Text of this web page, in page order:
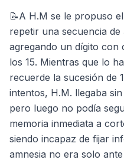
📝A H.M se le propuso
repetir una secuencia
agregando un dígito con
los 15. Mientras que lo
recuerde la sucesión de
intentos, H.M. llegaba
pero luego no podía
memoria inmediata a
siendo incapaz de fijar
amnesia no era solo